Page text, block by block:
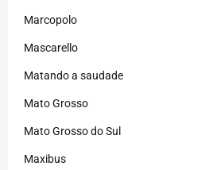
Marcopolo
Mascarello
Matando a saudade
Mato Grosso
Mato Grosso do Sul
Maxibus